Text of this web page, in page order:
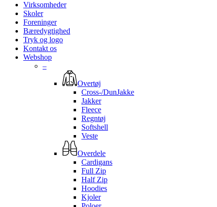
Virksomheder
Skoler
Foreninger
Bæredygtighed
Tryk og logo
Kontakt os
Webshop
–
Overtøj
Cross-/DunJakke
Jakker
Fleece
Regntøj
Softshell
Veste
Overdele
Cardigans
Full Zip
Half Zip
Hoodies
Kjoler